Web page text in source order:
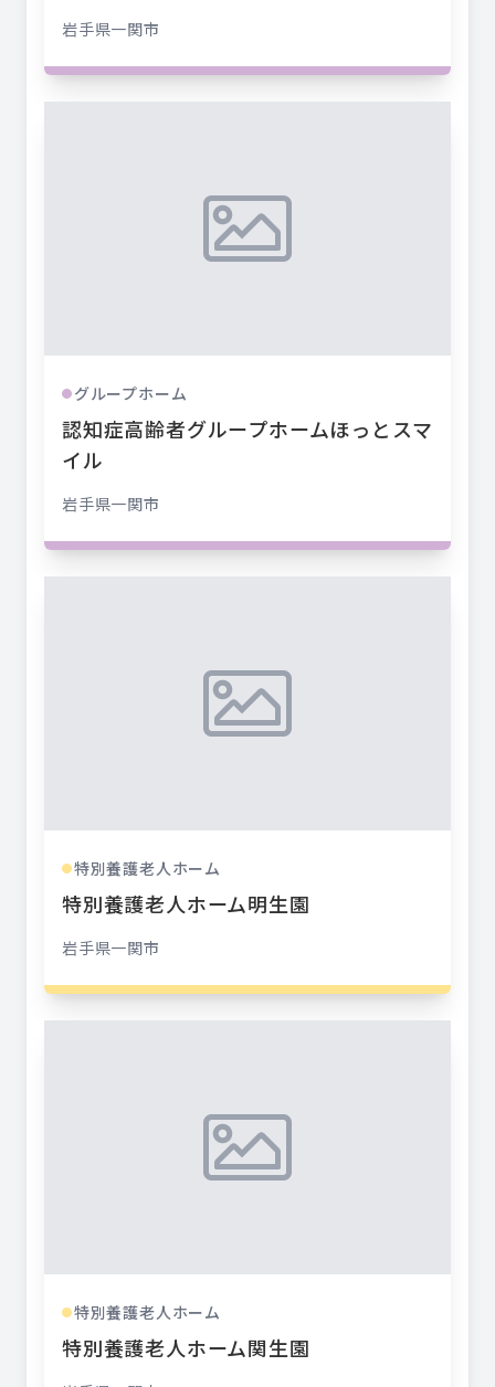
岩手県一関市
● グループホーム
認知症高齢者グループホームほっとスマ
イル
岩手県一関市
●特別養護老人ホーム
特別養護老人ホーム明生園
岩手県一関市
●特別養護老人ホーム
特別養護老人ホーム関生園